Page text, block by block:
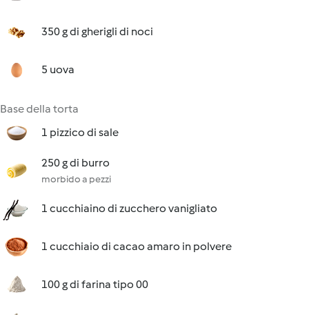
350 g di gherigli di noci
5 uova
Base della torta
1 pizzico di sale
250 g di burro
morbido a pezzi
1 cucchiaino di zucchero vanigliato
1 cucchiaio di cacao amaro in polvere
100 g di farina tipo 00